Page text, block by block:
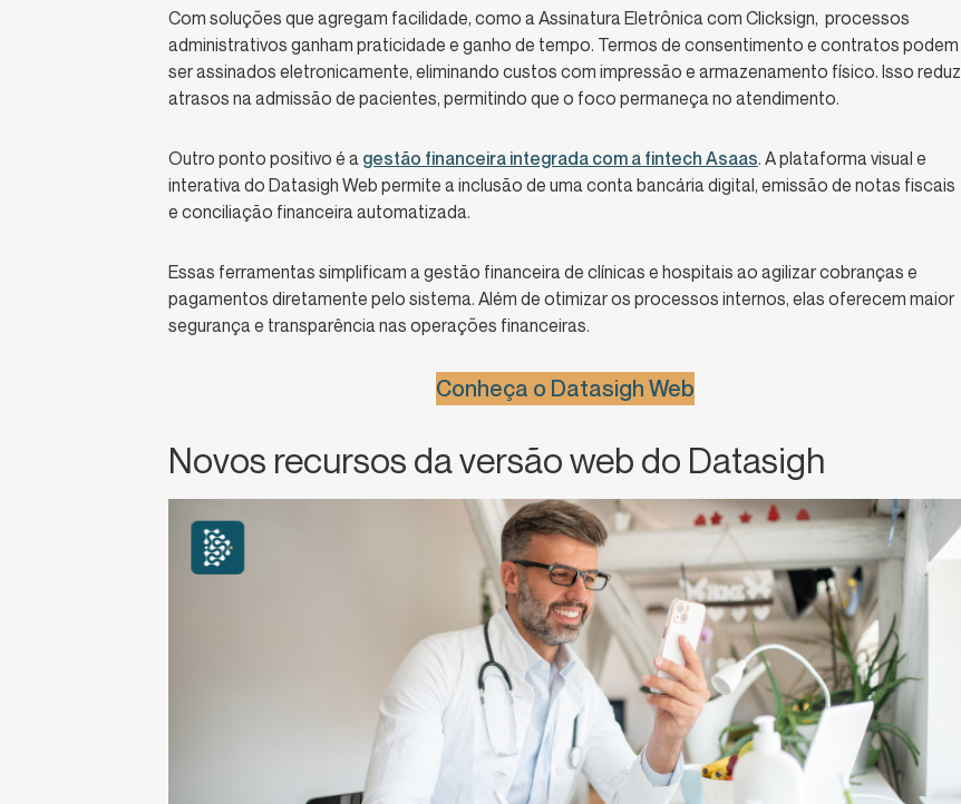
Com soluções que agregam facilidade, como a Assinatura Eletrônica com Clicksign, processos
administrativos ganham praticidade e ganho de tempo. Termos de consentimento e contratos podem
ser assinados eletronicamente, eliminando custos com impressão e armazenamento físico. Isso reduz
atrasos na admissão de pacientes, permitindo que o foco permaneça no atendimento.
Outro ponto positivo é a gestão financeira integrada com a fintech Asaas. A plataforma visual e
interativa do Datasigh Web permite a inclusão de uma conta bancária digital, emissão de notas fiscais
e conciliação financeira automatizada.
Essas ferramentas simplificam a gestão financeira de clínicas e hospitais ao agilizar cobranças e
pagamentos diretamente pelo sistema. Além de otimizar os processos internos, elas oferecem maior
segurança e transparência nas operações financeiras.
Conheça o Datasigh Web
Novos recursos da versão web do Datasigh